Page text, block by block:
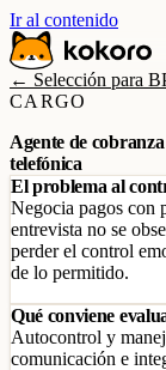
Ir al contenido
← Selección para
CARGO
Agente de cobranza
telefónica
El problema al
Negocia pagos con
entrevista no se
perder el control
de lo permitido.
Qué conviene
Autocontrol y
comunicación e